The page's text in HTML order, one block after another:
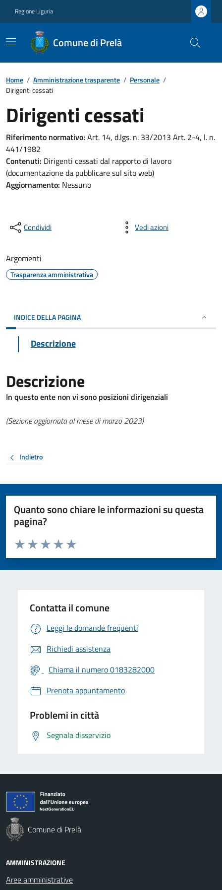
Regione Liguria
Comune di Prelà
Home / Amministrazione trasparente / Personale /
Dirigenti cessati
Dirigenti cessati
Riferimento normativo: Art. 14, d.lgs. n. 33/2013 Art. 2-4, l. n.
441/1982
Contenuti: Dirigenti cessati dal rapporto di lavoro
(documentazione da pubblicare sul sito web)
Aggiornamento: Nessuno
Condividi Vedi azioni
Argomenti
Trasparenza amministrativa
INDICE DELLA PAGINA
Descrizione
Descrizione
In questo ente non vi sono posizioni dirigenziali
(Sezione aggiornata al mese di marzo 2023)
Indietro
Quanto sono chiare le informazioni su questa
pagina?
Valuta da 1 a 5 stelle la pagina
Valuta 5 stelle su 5
Valuta 4 stelle su 5
Valuta 3 stelle su 5
Valuta 2 stelle su 5
Valuta 1 stelle su 5
Contatta il comune
Leggi le domande frequenti
Richiedi assistenza
Chiama il numero 0183282000
Prenota appuntamento
Problemi in città
Segnala disservizio
Comune di Prelà
AMMINISTRAZIONE
Aree amministrative